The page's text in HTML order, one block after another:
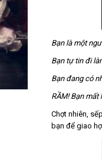
Bạn là một
Bạn tự tin đi
Bạn đang có
RẦM! Bạn
Chợt nhiên,
bạn để giao